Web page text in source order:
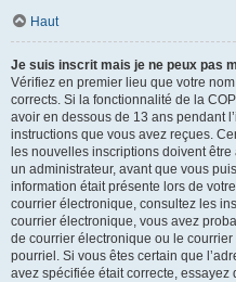
Haut
Je suis inscrit mais je ne peux pas
Vérifiez en premier lieu que votre
corrects. Si la fonctionnalité de la
avoir en dessous de 13 ans pendant
instructions que vous avez reçues.
les nouvelles inscriptions doivent
un administrateur, avant que vous
information était présente lors de
courrier électronique, consultez les
courrier électronique, vous avez
de courrier électronique ou le
pourriel. Si vous êtes certain que
avez spécifiée était correcte,